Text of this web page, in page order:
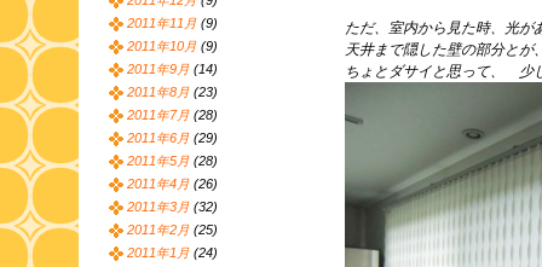
ただ、室内から見た時、光が
天井まで隠した壁の部分とが
ちょとダサイと思って、 少
2011年11月 (9)
2011年10月 (9)
2011年9月 (14)
2011年8月 (23)
2011年7月 (28)
2011年6月 (29)
2011年5月 (28)
2011年4月 (26)
2011年3月 (32)
2011年2月 (25)
2011年1月 (24)